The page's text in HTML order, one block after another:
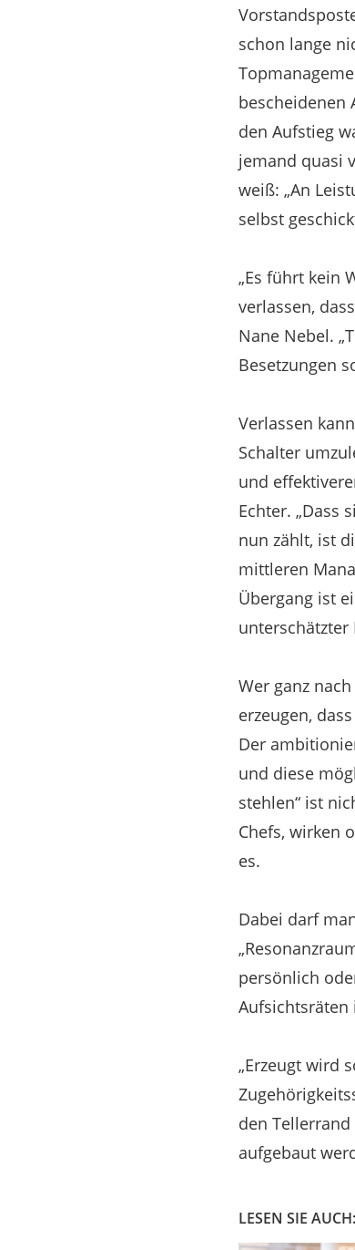
schon lange
bescheidenen
den Aufstieg
jemand quasi
weiß: „An
selbst
„Es führt kein
verlassen,
Nane Nebel.
Besetzungen
Verlassen
Schalter
und
Echter. „Dass
nun zählt, ist
mittleren
Übergang ist
unterschätzter
Wer ganz
erzeugen,
Der
und diese
stehlen“ ist
Chefs, wirken
es.
Dabei darf
persönlich
Aufsichtsräten
„Erzeugt wird
den
aufgebaut
LESEN SIE AUCH: